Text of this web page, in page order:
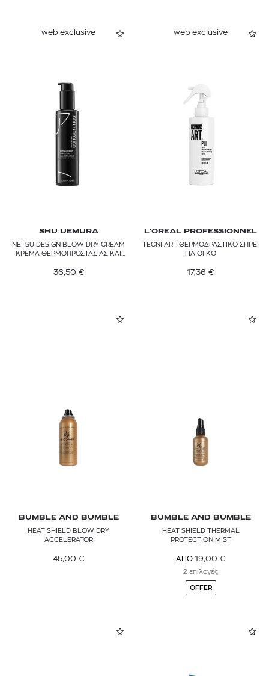
web exclusive
SHU UEMURA
NETSU DESIGN BLOW DRY CREAM
ΚΡΕΜΑ ΘΕΡΜΟΠΡΟΣΤΑΣΙΑΣ ΚΑΙ
36,50 €
web exclusive
L'OREAL PROFESSIONNEL
TECNI ART ΘΕΡΜΟΔΡΑΣΤΙΚΟ ΣΠΡΕΙ
ΓΙΑ ΌΓΚΟ
17,36 €
BUMBLE AND BUMBLE
HEAT SHIELD BLOW DRY
ACCELERATOR
45,00 €
BUMBLE AND BUMBLE
HEAT SHIELD THERMAL
PROTECTION MIST
ΑΠΟ 19,00 €
2 επιλογές
OFFER